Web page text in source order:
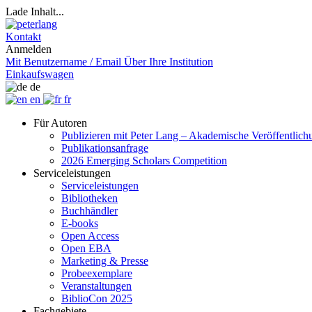
Lade Inhalt...
Kontakt
Anmelden
Mit Benutzername / Email Über Ihre Institution
Einkaufswagen
de
en
fr
Für Autoren
Publizieren mit Peter Lang – Akademische
Publikationsanfrage
2026 Emerging Scholars Competition
Serviceleistungen
Serviceleistungen
Bibliotheken
Buchhändler
E-books
Open Access
Open EBA
Marketing & Presse
Probeexemplare
Veranstaltungen
BiblioCon 2025